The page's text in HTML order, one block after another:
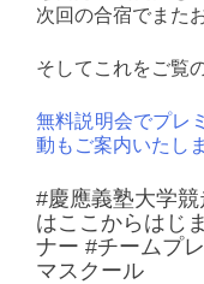
次回の合宿でまた
そしてこれをご覧
無料説明会でプレ
動もご案内いたし
#慶應義塾大学
はここからはじ
ナー #チームプ
マスクール